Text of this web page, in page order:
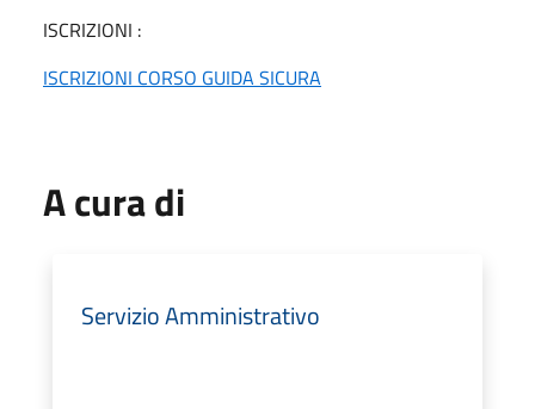
ISCRIZIONI :
ISCRIZIONI CORSO GUIDA SICURA
A cura di
Servizio Amministrativo